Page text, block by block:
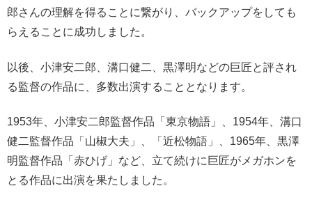
郎さんの理解を得ることに繋がり、バックアップをしても
らえることに成功しました。
以後、小津安二郎、溝口健二、黒澤明などの巨匠と評され
る監督の作品に、多数出演することとなります。
1953年、小津安二郎監督作品「東京物語」、1954年、溝口
健二監督作品「山椒大夫」、「近松物語」、1965年、黒澤
明監督作品「赤ひげ」など、立て続けに巨匠がメガホンを
とる作品に出演を果たしました。